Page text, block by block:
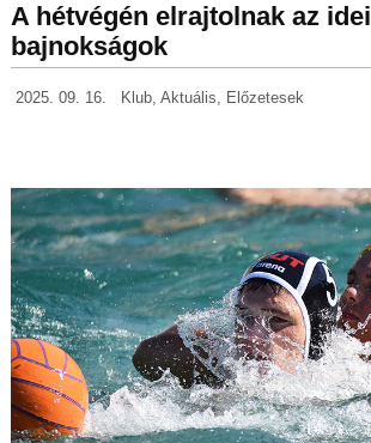
A hétvégén elrajtolnak az idei
bajnokságok
2025. 09. 16. Klub, Aktuális, Előzetesek